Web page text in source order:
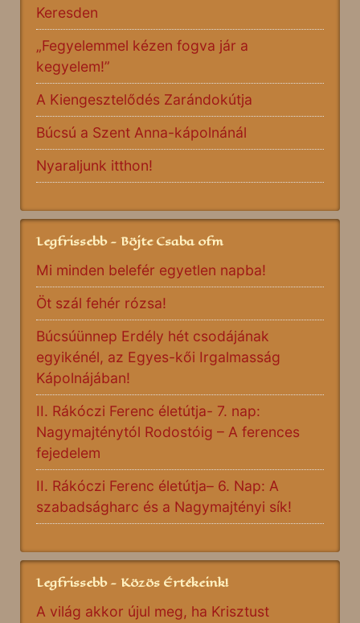
Keresden
„Fegyelemmel kézen fogva jár a
kegyelem!”
A Kiengesztelődés Zarándokútja
Búcsú a Szent Anna-kápolnánál
Nyaraljunk itthon!
Legfrissebb - Böjte Csaba ofm
Mi minden belefér egyetlen napba!
Öt szál fehér rózsa!
Búcsúünnep Erdély hét csodájának
egyikénél, az Egyes-kői Irgalmasság
Kápolnájában!
II. Rákóczi Ferenc életútja- 7. nap:
Nagymajténytól Rodostóig – A ferences
fejedelem
II. Rákóczi Ferenc életútja– 6. Nap: A
szabadságharc és a Nagymajtényi sík!
Legfrissebb - Közös Értékeink!
A világ akkor újul meg, ha Krisztust